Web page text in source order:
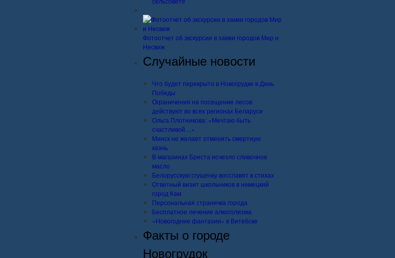
Фотоотчет об экскурсии в замки городов Мир и
Несвиж
Случайные новости
Что будет перекрыто в Новогрудке в День
Победы
Ограничения на посещение лесов
действуют во всех регионах Беларуси
Ольга Плотникова: «Мечтаю быть
счастливой…»
Минск не желает отменять смертную
казнь
В магазинах Бреста исчезло сливочное
масло
Белорусскую сгущенку восславят в стихах
Ответный визит школьников в немецкий
город Кам
Персональная страничка города
Бесплатное лечение алкоголизма
«Новогодние фантазии» в Витебске
Факты о городе
Новогрудок